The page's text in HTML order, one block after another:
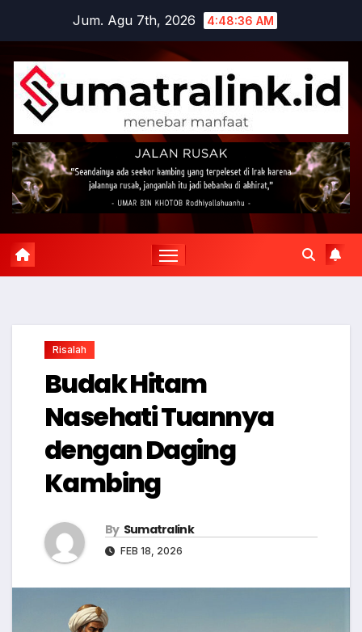
content
Jum. Agu 7th, 2026 4:48:36 AM
Risalah
Budak Hitam
Nasehati Tuannya
dengan Daging
Kambing
By Sumatralink
FEB 18, 2026